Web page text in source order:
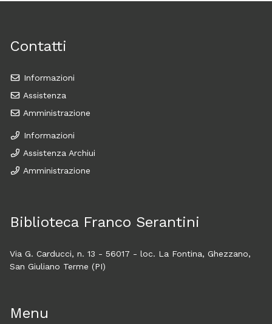
Contatti
Informazioni
Assistenza
Amministrazione
Informazioni
Assistenza Archiui
Amministrazione
Biblioteca Franco Serantini
Via G. Carducci, n. 13 - 56017 - loc. La Fontina, Ghezzano,
San Giuliano Terme (PI)
Menu